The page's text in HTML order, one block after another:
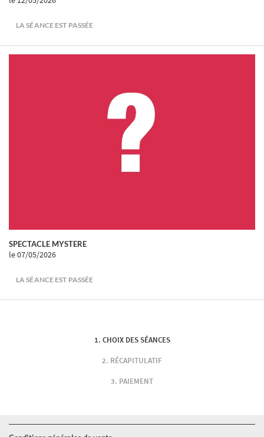
LA SÉANCE EST PASSÉE
SPECTACLE MYSTERE
le 07/05/2026
LA SÉANCE EST PASSÉE
CHOIX DES SÉANCES
RÉCAPITULATIF
PAIEMENT